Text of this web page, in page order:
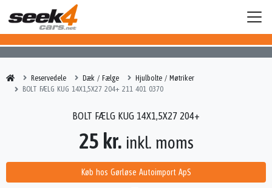
Reservedele Dæk / Fælge
Hjulbolte / Møtriker
BOLT FÆLG KUG 14X1,5X27 204+ 211 401 0370
25 kr. inkl. moms
Køb hos Gørløse Autoimport ApS
BOLT FÆLG KUG 14X1,5X27 204+